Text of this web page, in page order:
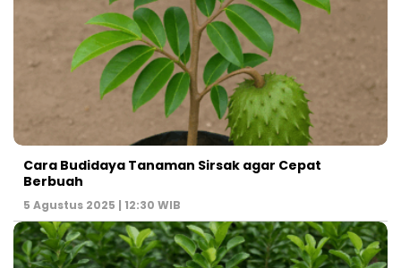
Cara Budidaya Tanaman Sirsak agar Cepat
Berbuah
5 Agustus 2025 | 12:30 WIB